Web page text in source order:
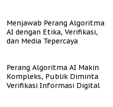
Menjawab Perang Algoritma
AI dengan Etika, Verifikasi,
dan Media Tepercaya
Perang Algoritma AI Makin
Kompleks, Publik Diminta
Verifikasi Informasi Digital